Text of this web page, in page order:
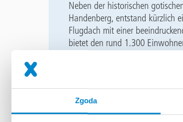
Zgoda
Neben der historischen
Handenberg, entstand kürzlich
Flugdach mit einer
bietet den rund 1.300
Die Lösung:
Um das Flugdach dauerhaft